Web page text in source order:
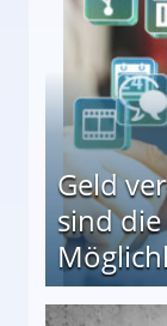
Geld
sind
besten